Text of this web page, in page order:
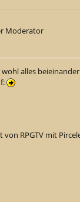
Moderator
alles
RPGTV mit